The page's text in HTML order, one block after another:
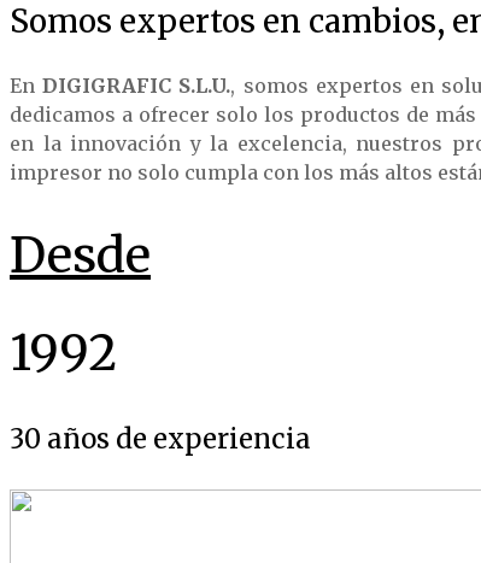
Somos expertos en cambios,
EnDIGIGRAFIC S.L.U., somos expertos en
dedicamos a ofrecer solo los productos de
en la innovación y la excelencia, nuestros
impresor no solo cumpla con los más altos
Desde
1992
30 años de experiencia